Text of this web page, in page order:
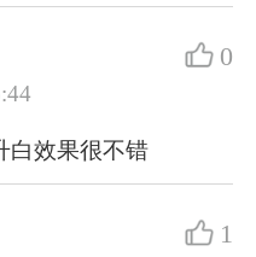
0
白效果很不错
1